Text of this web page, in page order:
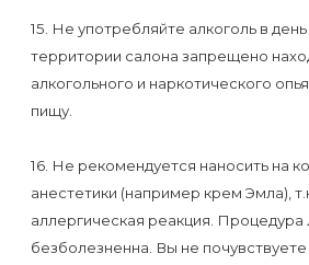
15. Не употребляйте алкоголь в
территории салона запрещено
алкогольного и наркотического
пищу.
16. Не рекомендуется наносить на
анестетики (например крем Эмла),
аллергическая реакция. Процедура
безболезненна. Вы не почувствуете